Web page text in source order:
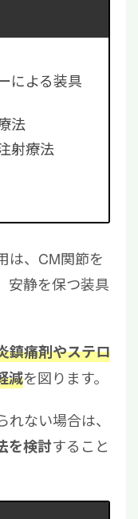
による装具
法
射療法
は、CM関節を
安静を保つ装具
鎮痛剤やステロ
減を図ります。
ない場合は、
を検討すること